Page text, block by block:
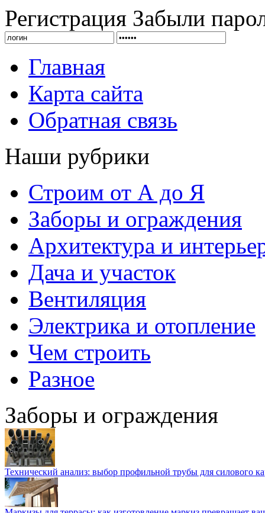
Регистрация Забыли
Главная
Карта сайта
Обратная связь
Наши рубрики
Строим от А до Я
Заборы и ограждения
Архитектура и
Дача и участок
Вентиляция
Электрика и отопление
Чем строить
Разное
Заборы и ограждения
Технический анализ: выбор профильной трубы для силового